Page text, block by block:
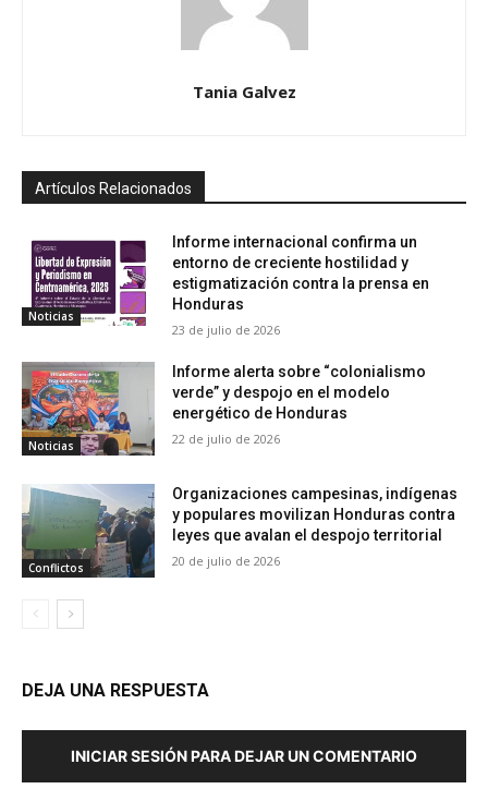
Tania Galvez
Artículos Relacionados
Noticias
Informe internacional confirma un
entorno de creciente hostilidad y
estigmatización contra la prensa en
Honduras
23 de julio de 2026
Noticias
Informe alerta sobre “colonialismo
verde” y despojo en el modelo
energético de Honduras
22 de julio de 2026
Conflictos
Organizaciones campesinas, indígenas
y populares movilizan Honduras contra
leyes que avalan el despojo territorial
20 de julio de 2026
DEJA UNA RESPUESTA
INICIAR SESIÓN PARA DEJAR UN COMENTARIO